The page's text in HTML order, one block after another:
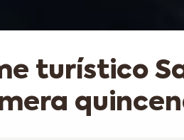
turístico